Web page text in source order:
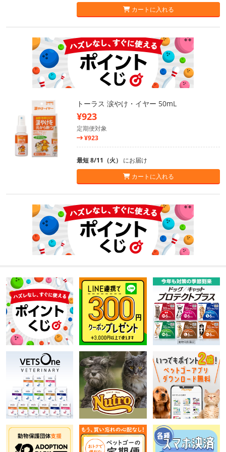
カートに入れる
トーラス 涙やけ・イヤー 50mL
¥923
定期便対象
¥923
最短 8/11（火） にお届け
カートに入れる